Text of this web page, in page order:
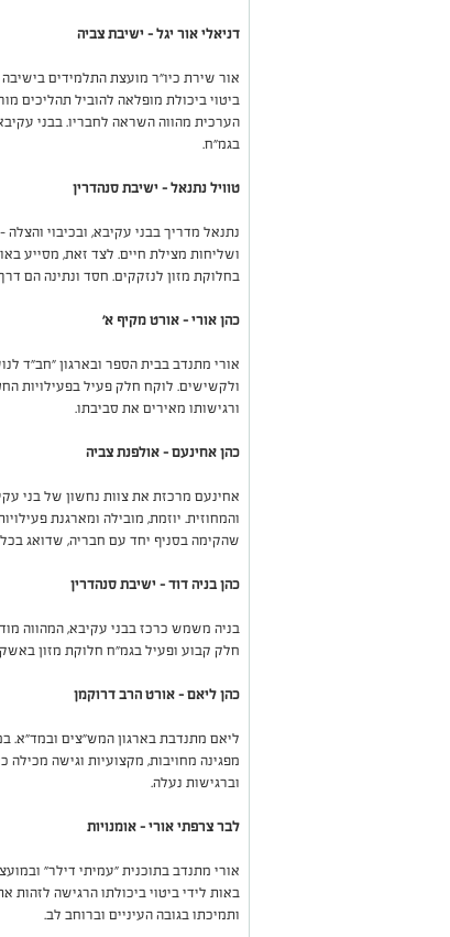
דניאלי אור יגל – ישיבת צביה
אור שירת כיו"ר מועצת התלמידים בישיבה
ביטוי ביכולת מופלאה להוביל תהליכים
הערכית מהווה השראה לחבריו. בבני
בגמ"ח.
טוויל נתנאל – ישיבת סנהדרין
נתנאל מדריך בבני עקיבא, ובכיבוי
ושליחות מצילת חיים. לצד זאת, מסייע
בחלוקת מזון לנזקקים. חסד ונתינה הם דרך
כהן אורי – אורט מקיף א'
אורי מתנדב בבית הספר ובארגון "חב"ד
ולקשישים. לוקח חלק פעיל בפעילויות
ורגישותו מאירים את סביבתו.
כהן אחינעם – אולפנת צביה
אחינעם מרכזת את צוות נחשון של בני
והמחוזית. יוזמת, מובילה ומארגנת
שהקימה בסניף יחד עם חבריה, שדואג בכל שבוע ל-15 משפחות
כהן בניה דוד – ישיבת סנהדרין
בניה משמש כרכז בבני עקיבא, המהווה
חלק קבוע ופעיל בגמ"ח חלוקת מזון
כהן ליאם – אורט הרב דרוקמן
ליאם מתנדבת בארגון המש"צים ובמד"א.
מפגינה מחויבות, מקצועיות וגישה מכילה
וברגישות נעלה.
לבר צרפתי אורי – אומנויות
אורי מתנדב בתוכנית "עמיתי דילר"
באות לידי ביטוי ביכולתו הרגישה
ותמיכתו בגובה העיניים וברוחב לב.